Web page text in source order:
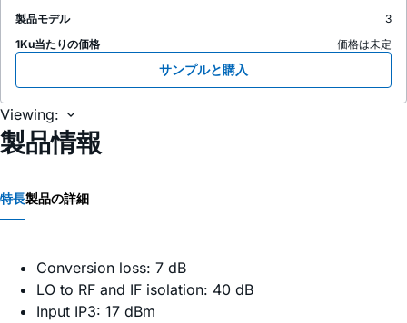
製品モデル
3
1Ku当たりの価格
価格は未定
サンプルと購入
Viewing:
製品情報
特長製品の詳細
Conversion loss: 7 dB
LO to RF and IF isolation: 40 dB
Input IP3: 17 dBm